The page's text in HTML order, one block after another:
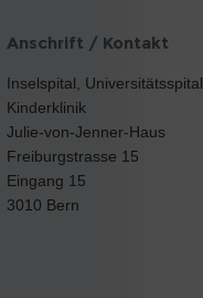
Anschrift / Kontakt
Inselspital,
Kinderklinik
Julie-von-Jenner-Haus
Freiburgstrasse 15
Eingang 15
3010 Bern